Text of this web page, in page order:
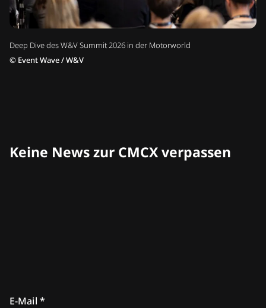
Deep Dive des W&V Summit 2026 in der Motorworld
© Event Wave / W&V
Keine News zur CMCX verpassen
E-Mail *